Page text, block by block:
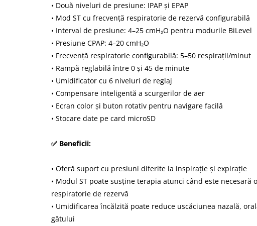
• Două niveluri de presiune: IPAP și EPAP
• Mod ST cu frecvență respiratorie de rezervă configurabilă
• Interval de presiune: 4–25 cmH₂O pentru modurile BiLevel
• Presiune CPAP: 4–20 cmH₂O
• Frecvență respiratorie configurabilă: 5–50 respirații/minut
• Rampă reglabilă între 0 și 45 de minute
• Umidificator cu 6 niveluri de reglaj
• Compensare inteligentă a scurgerilor de aer
• Ecran color și buton rotativ pentru navigare facilă
• Stocare date pe card microSD
✅ Beneficii:
• Oferă suport cu presiuni diferite la inspirație și expirație
• Modul ST poate susține terapia atunci când este necesară
respiratorie de rezervă
• Umidificarea încălzită poate reduce uscăciunea nazală,
gâtului